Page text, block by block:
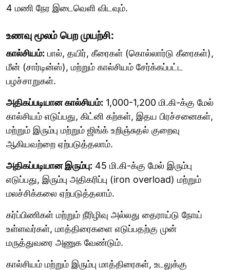
4 மணி நேர இடைவெளி விடவும்.
உணவு மூலம் பெற முயற்சி:
கால்சியம்: பால், தயிர், கீரைகள் (கொல்லார்டு கீரைகள்),
மீன் (சார்டின்ஸ்), மற்றும் கால்சியம் சேர்க்கப்பட்ட
பழச்சாறுகள்.
அதிகப்படியான கால்சியம்: 1,000-1,200 மி.கி-க்கு மேல்
கால்சியம் எடுப்பது, கிட்னி கற்கள், இதய பிரச்சனைகள்,
மற்றும் இரும்பு மற்றும் ஜிங்க் உறிஞ்சுதல் குறைவு
ஆகியவற்றை ஏற்படுத்தலாம்.
அதிகப்படியான இரும்பு: 45 மி.கி-க்கு மேல் இரும்பு
எடுப்பது, இரும்பு அதிகரிப்பு (iron overload) மற்றும்
மலச்சிக்கலை ஏற்படுத்தலாம்.
கர்ப்பிணிகள் மற்றும் நீரிழிவு அல்லது தைராய்டு நோய்
உள்ளவர்கள், மாத்திரைகளை எடுப்பதற்கு முன்
மருத்துவரை அணுக வேண்டும்.
கால்சியம் மற்றும் இரும்பு மாத்திரைகள், உடலுக்கு